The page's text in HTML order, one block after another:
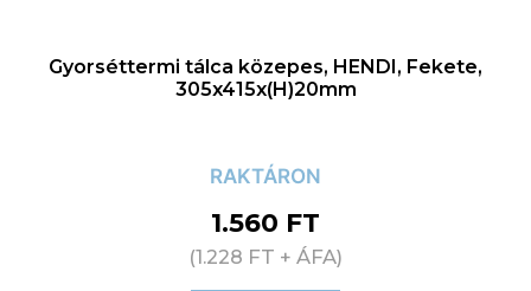
Gyorséttermi tálca közepes, HENDI, Fekete,
305x415x(H)20mm
RAKTÁRON
1.560 FT
(1.228 FT + ÁFA)